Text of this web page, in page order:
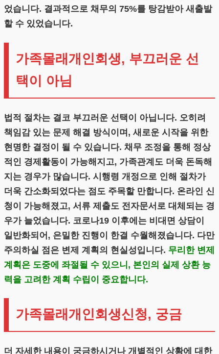
었습니다. 결과적으로 채무의 75%를 탕감받아 새출발
할 수 있었습니다.
가족몰래개인회생, 부끄러운 선
택이 아님
법적 절차는 결코 부끄러운 선택이 아닙니다. 오히려
책임감 있는 문제 해결 방식이며, 새로운 시작을 위한
현명한 결정이 될 수 있습니다. 채무 조정을 통해 정상
적인 경제활동이 가능해지고, 가족관계도 더욱 돈독해
지는 경우가 많습니다. 시행령 개정으로 인해 절차가
더욱 간소화되었다는 점도 주목할 만합니다. 온라인 신
청이 가능해졌고, 서류 제출도 전자문서로 대체되는 경
우가 늘었습니다. 코로나19 이후에는 비대면 상담이
일반화되어, 은밀한 진행이 한결 수월해졌습니다. 다만
주의하실 점은 변제 계획의 현실성입니다. 무리한 변제
계획은 도중에 좌절될 수 있으니, 본인의 실제 상환 능
력을 고려한 계획 수립이 중요합니다.
가족몰래개인회생신청, 궁금
더 자세한 내용이 궁금하시거나 개별적인 상황에 대한